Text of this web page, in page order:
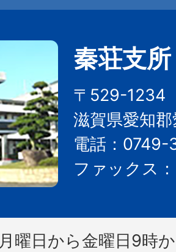
秦荘支所
〒529-
滋賀県愛知
電話：0749-
ファックス
月曜日から金曜日9時